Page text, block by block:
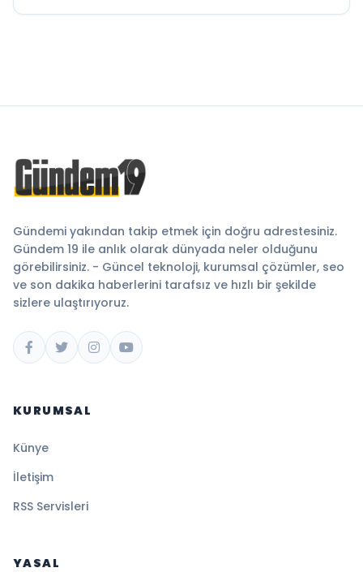
Gündemi yakından takip etmek için doğru adrestesiniz.
Gündem 19 ile anlık olarak dünyada neler olduğunu
görebilirsiniz. - Güncel teknoloji, kurumsal çözümler, seo
ve son dakika haberlerini tarafsız ve hızlı bir şekilde
sizlere ulaştırıyoruz.
KURUMSAL
Künye
İletişim
RSS Servisleri
YASAL